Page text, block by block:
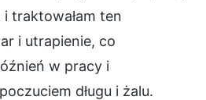
i traktowałam ten
i utrapienie, co
w pracy i
długu i żalu.